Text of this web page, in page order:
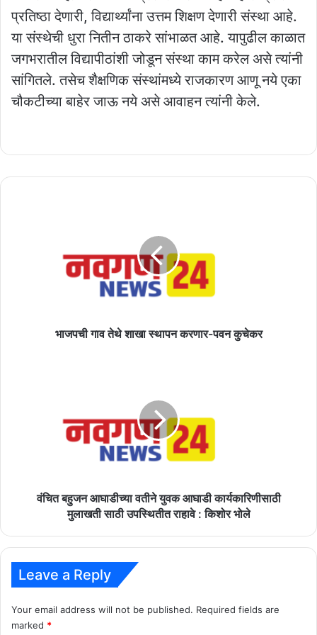
प्रतिष्ठा देणारी, विद्यार्थ्यांना उत्तम शिक्षण देणारी संस्था आहे.
या संस्थेची धुरा नितीन ठाकरे सांभाळत आहे. यापुढील काळात
जगभरातील विद्यापीठांशी जोडून संस्था काम करेल असे त्यांनी
सांगितले. तसेच शैक्षणिक संस्थांमध्ये राजकारण आणू नये एका
चौकटीच्या बाहेर जाऊ नये असे आवाहन त्यांनी केले.
भाजपची गाव तेथे शाखा स्थापन करणार-पवन कुचेकर
उपस्थितीत
किशोर
वंचित बहुजन आघाडीच्या वतीने युवक आघाडी कार्यकारिणीसाठी
मुलाखती साठी उपस्थितीत राहावे : किशोर भोले
Leave a Reply
Your email address will not be published. Required fields are
marked *